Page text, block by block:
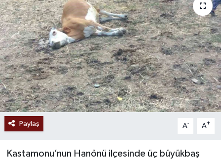
Paylaş A- A+
Kastamonu’nun Hanönü ilçesinde üç büyükbaş